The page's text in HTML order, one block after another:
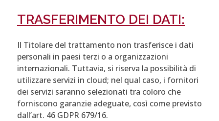
TRASFERIMENTO DEI DATI:
Il Titolare del trattamento non trasferisce i dati
personali in paesi terzi o a organizzazioni
internazionali. Tuttavia, si riserva la possibilità di
utilizzare servizi in cloud; nel qual caso, i fornitori
dei servizi saranno selezionati tra coloro che
forniscono garanzie adeguate, così come previsto
dall’art. 46 GDPR 679/16.